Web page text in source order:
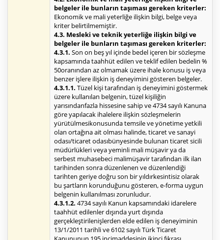
belgeler ile bunların taşıması gereken kriterler:
Ekonomik ve mali yeterliğe ilişkin bilgi, belge veya
kriter belirtilmemiştir.
4.3. Mesleki ve teknik yeterliğe ilişkin bilgi ve
belgeler ile bunların taşıması gereken kriterler:
4.3.1. Son on beş yıl içinde bedel içeren bir sözleşme
kapsamında taahhüt edilen ve teklif edilen bedelin %
50oranından az olmamak üzere ihale konusu iş veya
benzer işlere ilişkin iş deneyimini gösteren belgeler.
4.3.1.1. Tüzel kişi tarafından iş deneyimini göstermek
üzere kullanılan belgenin, tüzel kişiliğin
yarısındanfazla hissesine sahip ve 4734 sayılı Kanuna
göre yapılacak ihalelere ilişkin sözleşmelerin
yürütülmesikonusunda temsile ve yönetime yetkili
olan ortağına ait olması halinde, ticaret ve sanayi
odası/ticaret odasıbünyesinde bulunan ticaret sicili
müdürlükleri veya yeminli mali müşavir ya da
serbest muhasebeci malimüşavir tarafından ilk ilan
tarihinden sonra düzenlenen ve düzenlendiği
tarihten geriye doğru son bir yıldırkesintisiz olarak
bu şartların korunduğunu gösteren, e-forma uygun
belgenin kullanılması zorunludur.
4.3.1.2. 4734 sayılı Kanun kapsamındaki idarelere
taahhüt edilenler dışında yurt dışında
gerçekleştirilenişlerden elde edilen iş deneyiminin
13/1/2011 tarihli ve 6102 sayılı Türk Ticaret